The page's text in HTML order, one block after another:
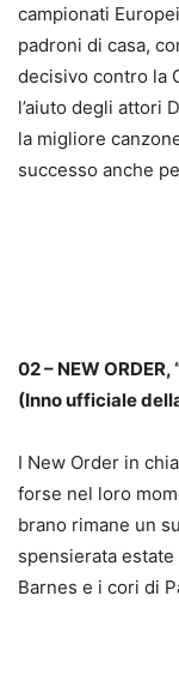
campionati
padroni di casa,
decisivo contro la
l’aiuto degli attori
la migliore
successo anche
02 – NEW ORDER,
(Inno ufficiale
I New Order in
forse nel loro
brano rimane un
spensierata
Barnes e i cori di